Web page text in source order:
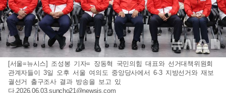
[서울=뉴시스] 조성봉 기자= 장동혁 국민의힘 대표와 선거대책위원회
관계자들이 3일 오후 서울 여의도 중앙당사에서 6·3 지방선거와 재보
궐선거 출구조사 결과 방송을 보고 있
다.2026.06.03.suncho21@newsis.com